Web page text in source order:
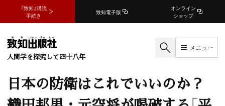
『致知』購読
手続き
致知電子版
オンライン
ショップ
人間学を探究して四十八年
メニュー
日本の防衛はこれでいいのか？